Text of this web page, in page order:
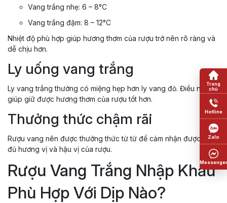
Vang trắng nhẹ: 6 – 8°C
Vang trắng đậm: 8 – 12°C
Nhiệt độ phù hợp giúp hương thơm của rượu trở nên rõ ràng và
dễ chịu hơn.
Ly uống vang trắng
Ly vang trắng thường có miệng hẹp hơn ly vang đỏ. Điều này
giúp giữ được hương thơm của rượu tốt hơn.
Thưởng thức chậm rãi
Rượu vang nên được thưởng thức từ từ để cảm nhận được đầy
đủ hương vị và hậu vị của rượu.
Rượu Vang Trắng Nhập Khẩu
Phù Hợp Với Dịp Nào?